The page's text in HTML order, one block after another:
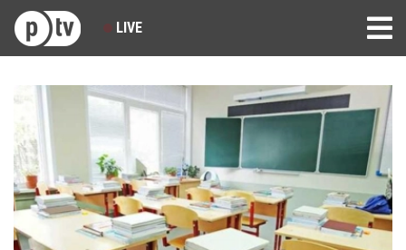
LIVE